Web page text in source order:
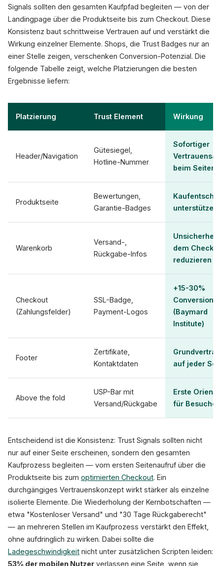
Signals sollten den gesamten Kaufpfad begleiten — von der
Landingpage über die Produktseite bis zum Checkout. Diese
Konsistenz baut schrittweise Vertrauen auf und verstärkt die
Wirkung einzelner Elemente. Shops, die Trust Badges nur an
einer Stelle zeigen, verschenken Conversion-Potenzial. Die
folgende Tabelle zeigt, welche Platzierungen die besten
Ergebnisse liefern:
Platzierung Trust Element Wirkung
Header/Navigation
Gütesiegel,
Hotline-Nummer
Sofortiger
beim
Produktseite
Bewertungen,
Garantie-Badges
unterstützen
Warenkorb
Versand-,
Rückgabe-Infos
Unsicherheit
dem
reduzieren
Checkout
(Zahlungsfelder)
SSL-Badge,
Payment-Logos
+15-30%
Conversion
(Baymard
Institute)
Footer
Zertifikate,
Kontaktdaten
auf jeder
Above the fold
USP-Bar mit
Versand/Rückgabe
Erste
für Besucher
Entscheidend ist die Konsistenz: Trust Signals sollten nicht
nur auf einer Seite erscheinen, sondern den gesamten
Kaufprozess begleiten — vom ersten Seitenaufruf über die
Produktseite bis zum optimierten Checkout. Ein
durchgängiges Vertrauenskonzept wirkt stärker als einzelne
isolierte Elemente. Die Wiederholung der Kernbotschaften —
etwa "Kostenloser Versand" und "30 Tage Rückgaberecht"
— an mehreren Stellen im Kaufprozess verstärkt den Effekt,
ohne aufdringlich zu wirken. Dabei sollte die
Ladegeschwindigkeit nicht unter zusätzlichen Scripten leiden:
53% der mobilen Nutzer verlassen eine Seite, wenn sie